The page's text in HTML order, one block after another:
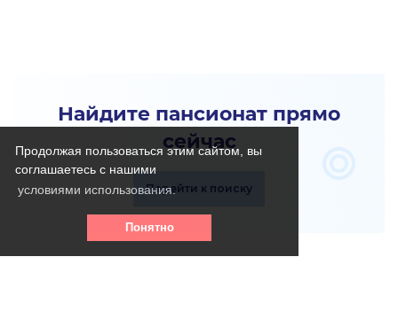
Продолжая пользоваться этим сайтом, вы
соглашаетесь с нашими
условиями использования.
Понятно
Найдите пансионат прямо
сейчас
Перейти к поиску